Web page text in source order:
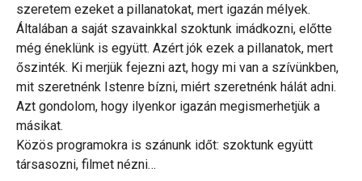
szeretem ezeket a pillanatokat, mert igazán mélyek.
Általában a saját szavainkkal szoktunk imádkozni, előtte
még éneklünk is együtt. Azért jók ezek a pillanatok, mert
őszinték. Ki merjük fejezni azt, hogy mi van a szívünkben,
mit szeretnénk Istenre bízni, miért szeretnénk hálát adni.
Azt gondolom, hogy ilyenkor igazán megismerhetjük a
másikat.
Közös programokra is szánunk időt: szoktunk együtt
társasozni, filmet nézni…